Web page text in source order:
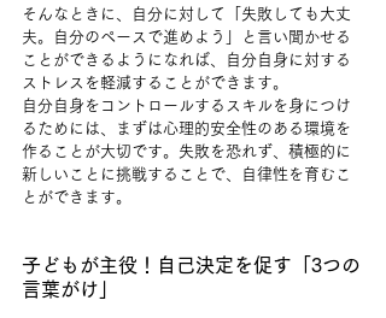
そんなときに、自分に対して「失敗しても大丈
夫。自分のペースで進めよう」と言い聞かせる
ことができるようになれば、自分自身に対する
ストレスを軽減することができます。
自分自身をコントロールするスキルを身につけ
るためには、まずは心理的安全性のある環境を
作ることが大切です。失敗を恐れず、積極的に
新しいことに挑戦することで、自律性を育むこ
とができます。
子どもが主役！自己決定を促す「3つの
言葉がけ」